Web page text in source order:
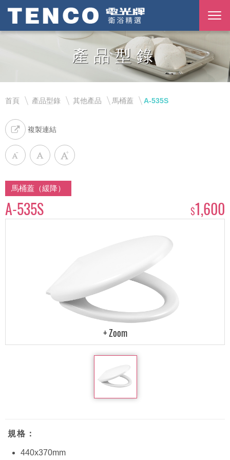
產品型錄
首頁 產品型錄 其他產品 馬桶蓋 A-535S
複製連結
馬桶蓋（緩降）
A-535S $1,600
規格：
440x370mm